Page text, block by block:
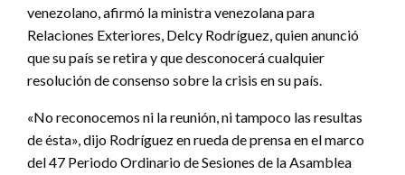
venezolano, afirmó la ministra venezolana para
Relaciones Exteriores, Delcy Rodríguez, quien anunció
que su país se retira y que desconocerá cualquier
resolución de consenso sobre la crisis en su país.
«No reconocemos ni la reunión, ni tampoco las resultas
de ésta», dijo Rodríguez en rueda de prensa en el marco
del 47 Periodo Ordinario de Sesiones de la Asamblea